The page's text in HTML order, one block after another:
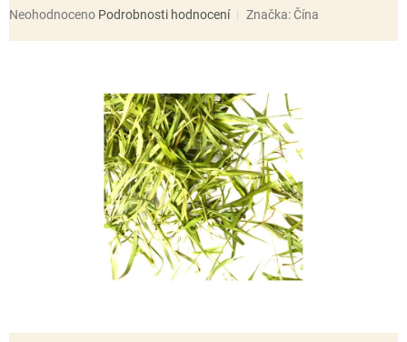
Průměrné
Neohodnoceno Podrobnosti hodnocení Značka: Čína